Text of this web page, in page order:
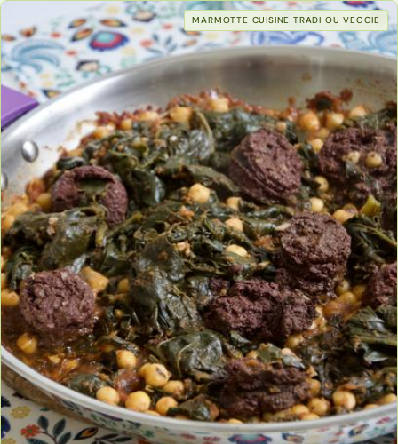
MARMOTTE CUISINE TRADI OU VEGGIE